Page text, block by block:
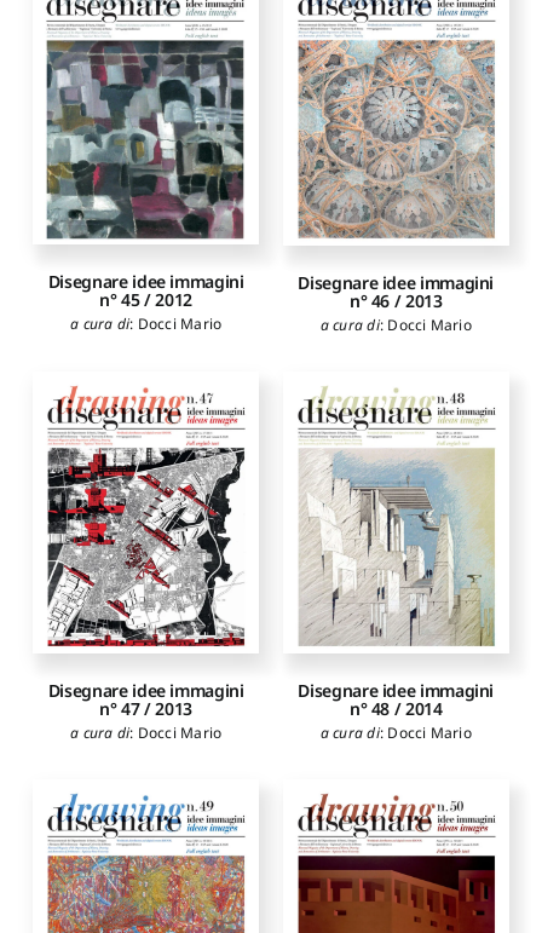
Disegnare idee immagini
n° 45 / 2012
a cura di: Docci Mario
Disegnare idee immagini
n° 46 / 2013
a cura di: Docci Mario
Disegnare idee immagini
n° 47 / 2013
a cura di: Docci Mario
Disegnare idee immagini
n° 48 / 2014
a cura di: Docci Mario